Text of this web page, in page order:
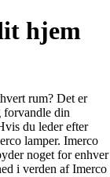
hjem
rum? Det er
forvandle din
du leder efter
lamper. Imerco
noget for enhver
i verden af Imerco